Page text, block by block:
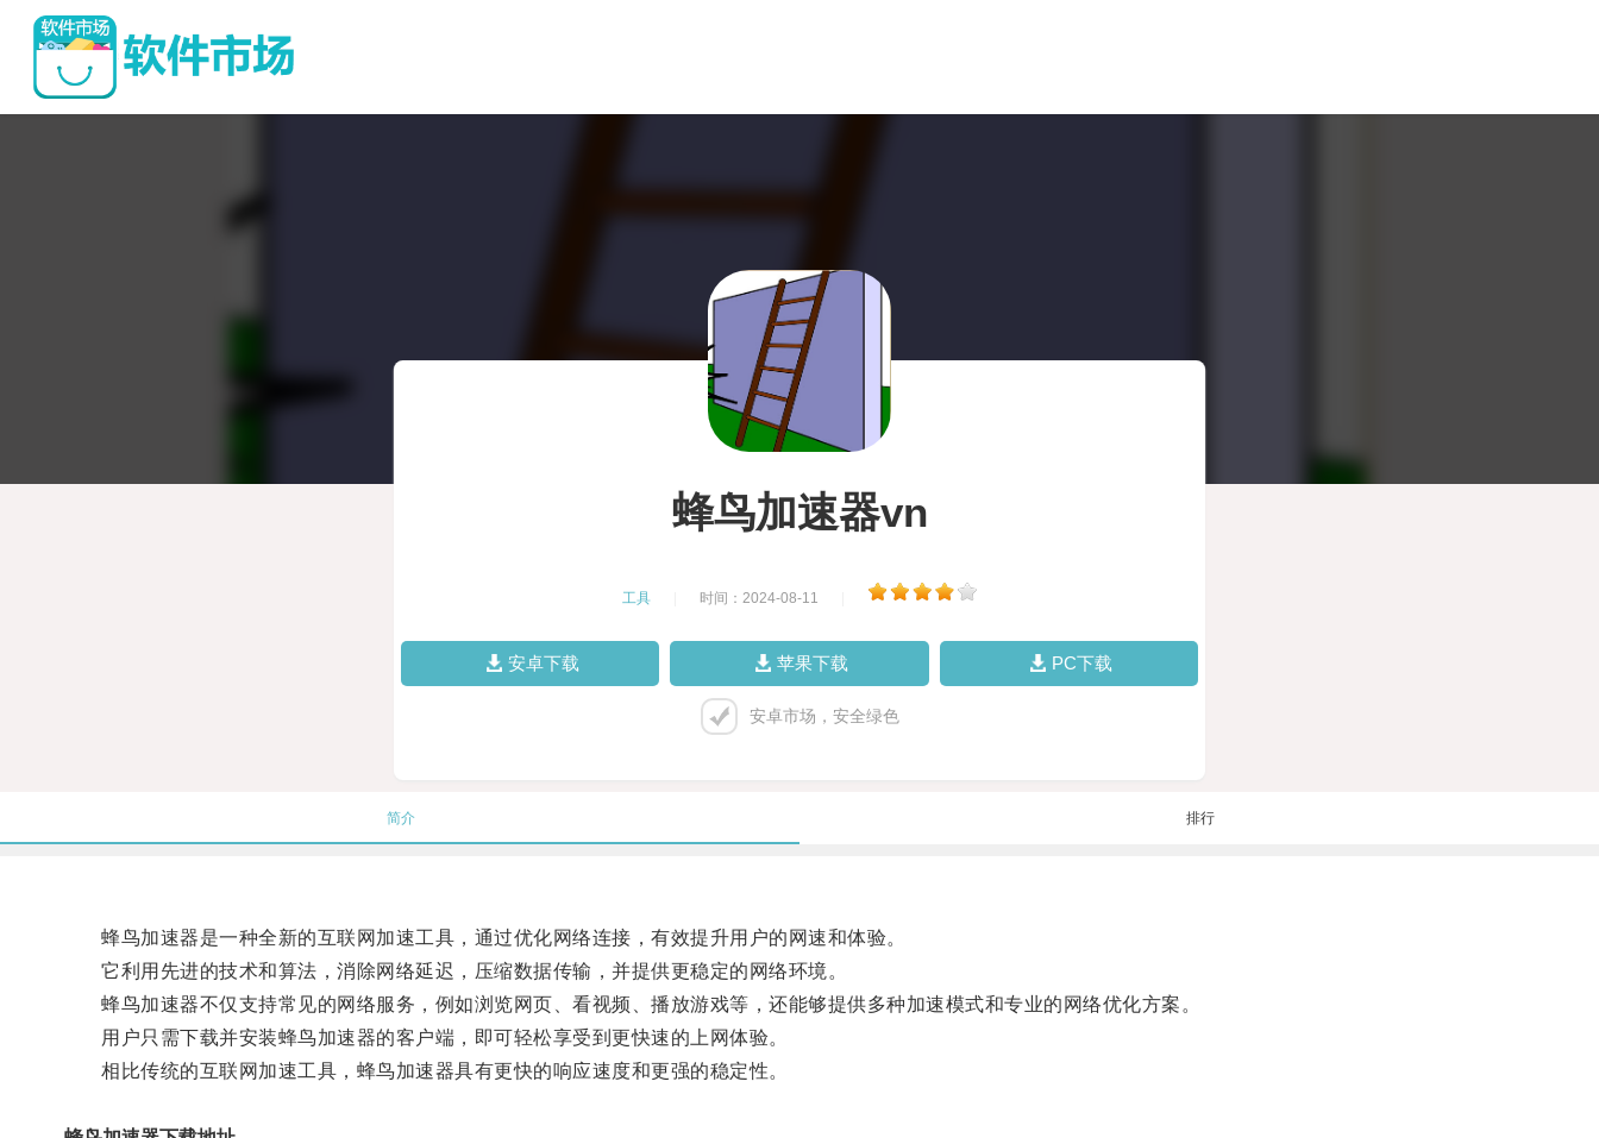
蜂鸟加速器vn
工具 时间：2024-08-11
安卓下载 苹果下载 PC下载
安卓市场，安全绿色
简介 排行
蜂鸟加速器是一种全新的互联网加速工具，通过优化网络连接，有效提升用户的网速和体验。
它利用先进的技术和算法，消除网络延迟，压缩数据传输，并提供更稳定的网络环境。
蜂鸟加速器不仅支持常见的网络服务，例如浏览网页、看视频、播放游戏等，还能够提供多种加速模式和专业的网络优化方案。
用户只需下载并安装蜂鸟加速器的客户端，即可轻松享受到更快速的上网体验。
相比传统的互联网加速工具，蜂鸟加速器具有更快的响应速度和更强的稳定性。